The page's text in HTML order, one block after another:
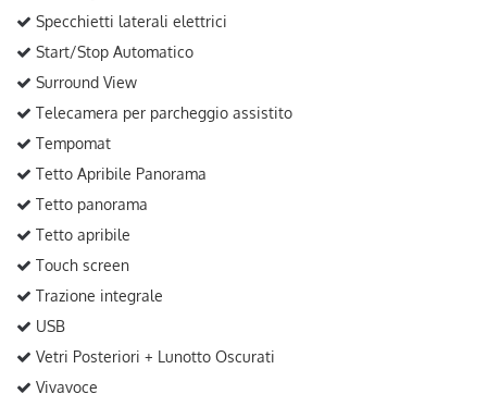
Specchietti laterali elettrici
Start/Stop Automatico
Surround View
Telecamera per parcheggio assistito
Tempomat
Tetto Apribile Panorama
Tetto panorama
Tetto apribile
Touch screen
Trazione integrale
USB
Vetri Posteriori + Lunotto Oscurati
Vivavoce